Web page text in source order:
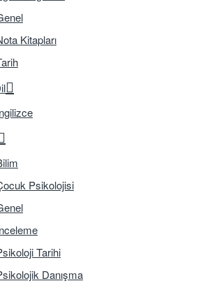
Kitapları
Psikolojisi
Tarihi
Danışma